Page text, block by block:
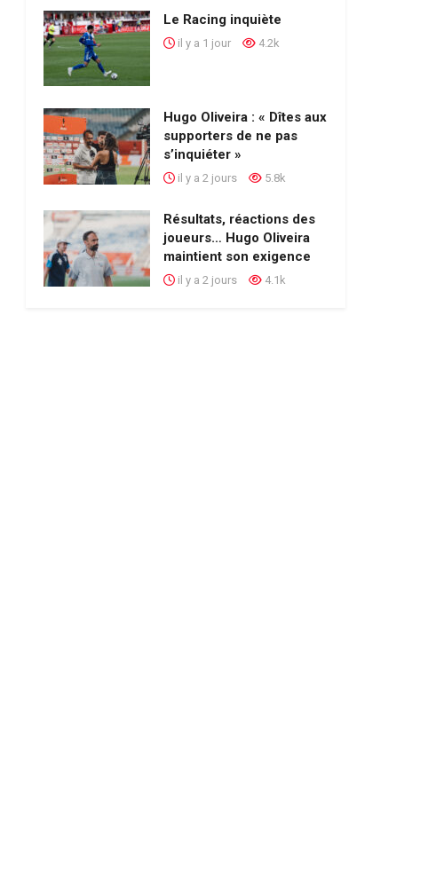
Le Racing inquiète
il y a 1 jour 4.2k
Hugo Oliveira : « Dîtes aux
supporters de ne pas
s’inquiéter »
il y a 2 jours 5.8k
Résultats, réactions des
joueurs… Hugo Oliveira
maintient son exigence
il y a 2 jours 4.1k